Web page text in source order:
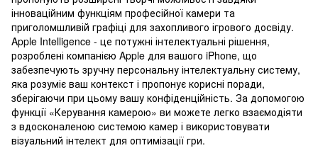
інноваційним функціям професійної камери та
приголомшливій графіці для захопливого ігрового досвіду.
Apple Intelligence - це потужні інтелектуальні рішення,
розроблені компанією Apple для вашого iPhone, що
забезпечують зручну персональну інтелектуальну систему,
яка розуміє ваш контекст і пропонує корисні поради,
зберігаючи при цьому вашу конфіденційність. За допомогою
функції «Керування камерою» ви можете легко взаємодіяти
з вдосконаленою системою камер і використовувати
візуальний інтелект для оптимізації гри.